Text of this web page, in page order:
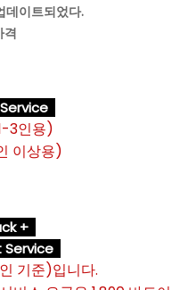
데이트되었다.
격
3인용)
이상용)
+
기준)입니다.